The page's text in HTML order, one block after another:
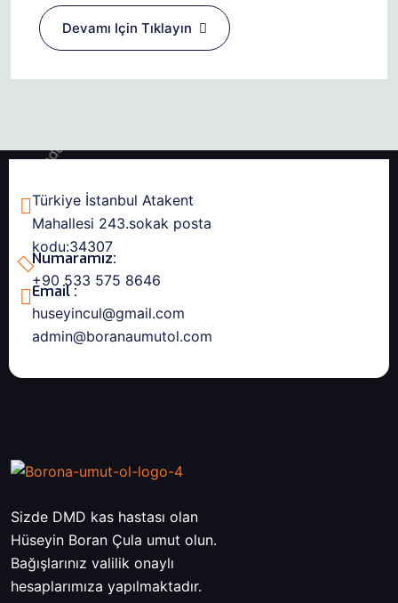
Devamı Için Tıklayın
Türkiye İstanbul Atakent
Mahallesi 243.sokak posta
kodu:34307
Numaramız:
+90 533 575 8646
Email :
huseyincul@gmail.com
admin@boranaumutol.com
Sizde DMD kas hastası olan
Hüseyin Boran Çula umut olun.
Bağışlarınız valilik onaylı
hesaplarımıza yapılmaktadır.